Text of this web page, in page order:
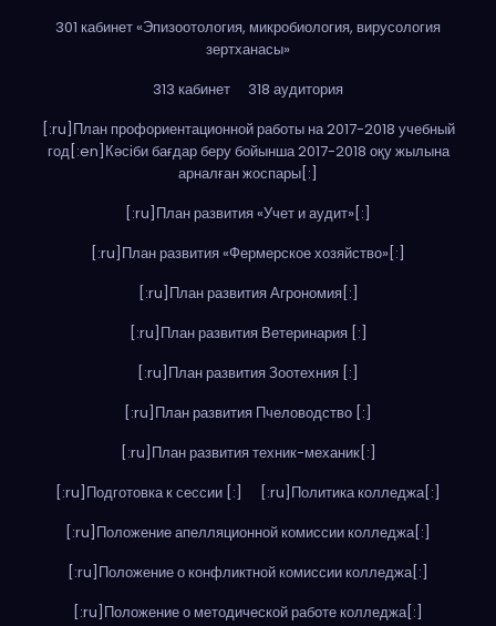
301 кабинет «Эпизоотология, микробиология, вирусология
зертханасы»
313 кабинет
318 аудитория
[:ru]План профориентационной работы на 2017-2018 учебный
год[:en]Кәсіби бағдар беру бойынша 2017-2018 оқу жылына
арналған жоспары[:]
[:ru]План развития «Учет и аудит»[:]
[:ru]План развития «Фермерское хозяйство»[:]
[:ru]План развития Агрономия[:]
[:ru]План развития Ветеринария [:]
[:ru]План развития Зоотехния [:]
[:ru]План развития Пчеловодство [:]
[:ru]План развития техник-механик[:]
[:ru]Подготовка к сессии [:]
[:ru]Политика колледжа[:]
[:ru]Положение апелляционной комиссии колледжа[:]
[:ru]Положение о конфликтной комиссии колледжа[:]
[:ru]Положение о методической работе колледжа[:]